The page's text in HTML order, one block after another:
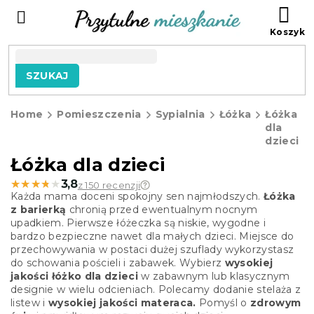
SZUKAJ
Home Pomieszczenia Sypialnia Łóżka
Łóżka
dla
dzieci
Łóżka dla dzieci
★★★★★
★★★★★3,8z 150 recenzji
Każda mama doceni spokojny sen najmłodszych. Łóżka
z barierką chronią przed ewentualnym nocnym
upadkiem. Pierwsze łóżeczka są niskie, wygodne i
bardzo bezpieczne nawet dla małych dzieci. Miejsce do
przechowywania w postaci dużej szuflady wykorzystasz
do schowania pościeli i zabawek. Wybierz wysokiej
jakości łóżko dla dzieci w zabawnym lub klasycznym
designie w wielu odcieniach. Polecamy dodanie stelaża z
listew i wysokiej jakości materaca. Pomyśl o zdrowym